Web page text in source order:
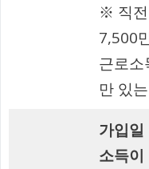
※ 직전
7,500
근로소
만 있
가입
소득이